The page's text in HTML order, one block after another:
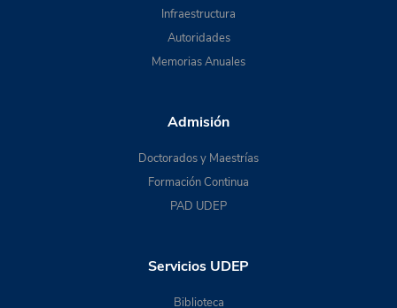
Infraestructura
Autoridades
Memorias Anuales
Admisión
Doctorados y Maestrías
Formación Continua
PAD UDEP
Servicios UDEP
Biblioteca